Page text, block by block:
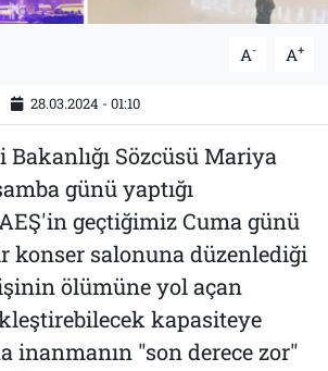
A- A+
28.03.2024 - 01:10
Bakanlığı Sözcüsü Mariya
günü yaptığı
geçtiğimiz Cuma günü
konser salonuna düzenlediği
ölümüne yol açan
kapasiteye
inanmanın "son derece zor"